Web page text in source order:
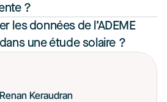
?
les données de l’ADEME
une étude solaire ?
Renan Keraudran